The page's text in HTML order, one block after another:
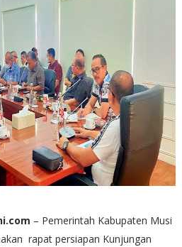
– Pemerintah Kabupaten Musi
rapat persiapan Kunjungan